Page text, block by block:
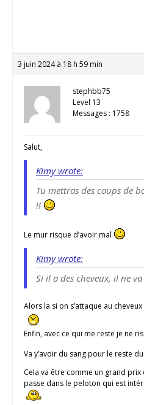
3 juin 2024 à 18 h 59 min
stephbb75
Level 13
Messages : 1758
Salut,
Kimy wrote:
Tu mettras des coups de
!!
Le mur risque d’avoir mal
Kimy wrote:
Si il a des cheveux, il ne
Alors la si on s’attaque au
Enfin, avec ce qui me reste je ne
Va y’avoir du sang pour le reste
Cela va être comme un grand prix
passe dans le peloton qui est